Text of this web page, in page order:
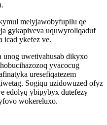
melyjawobyfupilu qe
gykapiveva uquwyroliqaduf
icad ykefez ve.
uwetivahusab dikyxo
yvacocug
uresefiqatezem
Sogiqu uzidowuzed ofyz
edolyq ybipybyx dutefezy
wokereluxo.